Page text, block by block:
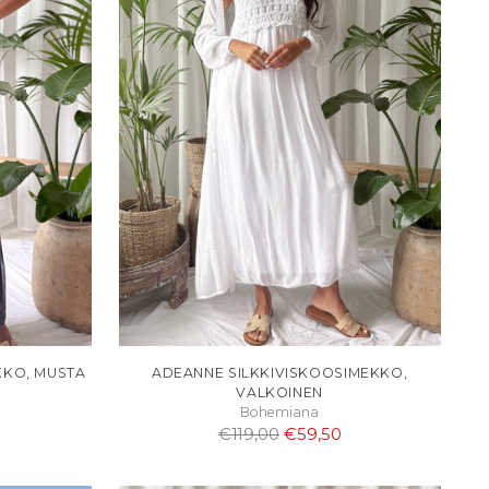
MUSTA
ADEANNE SILKKIVISKOOSIMEKKO,
VALKOINEN
Bohemiana
Normaali
€119,00 €59,50